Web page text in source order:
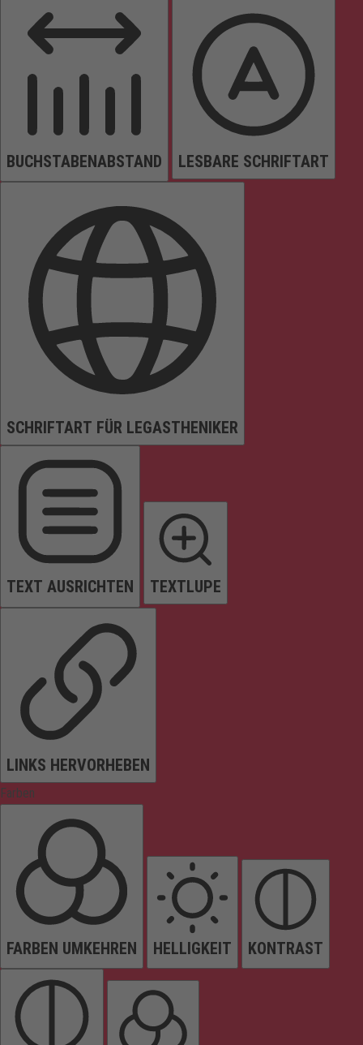
BUCHSTABENABSTAND LESBARE SCHRIFTART
SCHRIFTART FÜR LEGASTHENIKER
TEXT AUSRICHTEN TEXTLUPE
LINKS HERVORHEBEN
Farben
FARBEN UMKEHREN HELLIGKEIT KONTRAST